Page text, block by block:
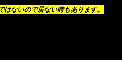
ないので居ない時もあります。